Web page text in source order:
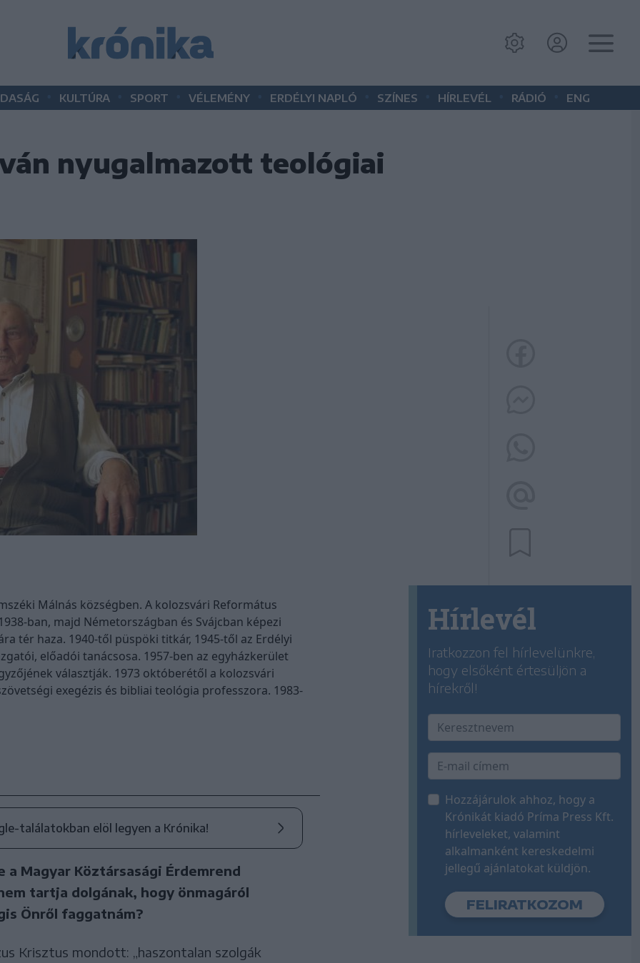
KULTÚRA SPORT VÉLEMÉNY ERDÉLYI NAPLÓ SZÍNES HÍRLEVÉL RÁDIÓ ENG
nyugalmazott teológiai
Málnás községben. A kolozsvári Református
ban, majd Németországban és Svájcban képezi
tér haza. 1940-től püspöki titkár, 1945-től az Erdélyi
előadói tanácsosa. 1957-ben az egyházkerület
választják. 1973 októberétől a kolozsvári
exegézis és bibliai teológia professzora. 1983-
találatokban elöl legyen a Krónika!
Magyar Köztársasági Érdemrend
tartja dolgának, hogy önmagáról
Önről faggatnám?
Krisztus mondott: „haszontalan szolgák
Hírlevél
Iratkozzon fel hírlevelünkre,
hogy elsőként értesüljön a
hírekről!
Hozzájárulok ahhoz, hogy a
Krónikát kiadó Príma Press Kft.
hírleveleket, valamint
alkalmanként kereskedelmi
jellegű ajánlatokat küldjön.